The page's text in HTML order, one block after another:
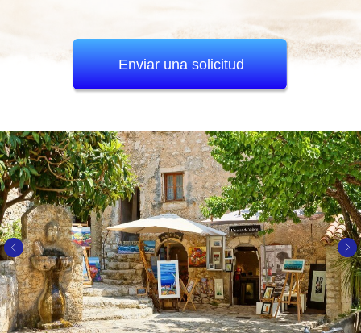
Enviar una solicitud